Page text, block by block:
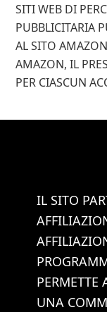
SITI WEB DI
PUBBLICITARIA
AL SITO
AMAZON, IL
PER CIASCUN
IL SITO
PERMETTE
UNA